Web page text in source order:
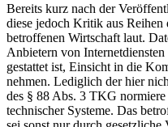
Bereits kurz nach der
diese jedoch Kritik aus Reihen
betroffenen Wirtschaft laut.
Anbietern von
gestattet ist, Einsicht in die
nehmen. Lediglich der hier
des § 88 Abs. 3 TKG
technischer Systeme. Das